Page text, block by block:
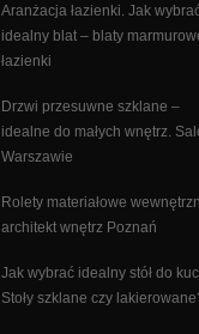
Aranżacja łazienki. Jak
idealny blat – blaty
łazienki
Drzwi przesuwne szklane –
idealne do małych wnętrz.
Warszawie
Rolety materiałowe
architekt wnętrz Poznań
Jak wybrać idealny stół do
Stoły szklane czy